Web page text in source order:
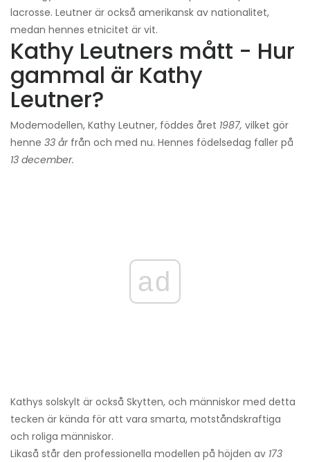
lacrosse. Leutner är också amerikansk av nationalitet,
medan hennes etnicitet är vit.
Kathy Leutners mått - Hur
gammal är Kathy
Leutner?
Modemodellen, Kathy Leutner, föddes året 1987, vilket gör
henne 33 årfrån och med nu. Hennes födelsedag faller på
13 december.
ad
Kathys solskylt är också Skytten, och människor med detta
tecken är kända för att vara smarta, motståndskraftiga
och roliga människor.
Likaså står den professionella modellen på höjden av 173